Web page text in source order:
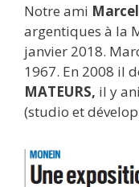
Notre ami
argentiques à la
janvier 2018.
1967. En 2008 il
MATEURS, il y
(studio et